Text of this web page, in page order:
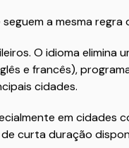
a mesma regra
O idioma elimina
e francês),
cidades.
em cidades
curta duração